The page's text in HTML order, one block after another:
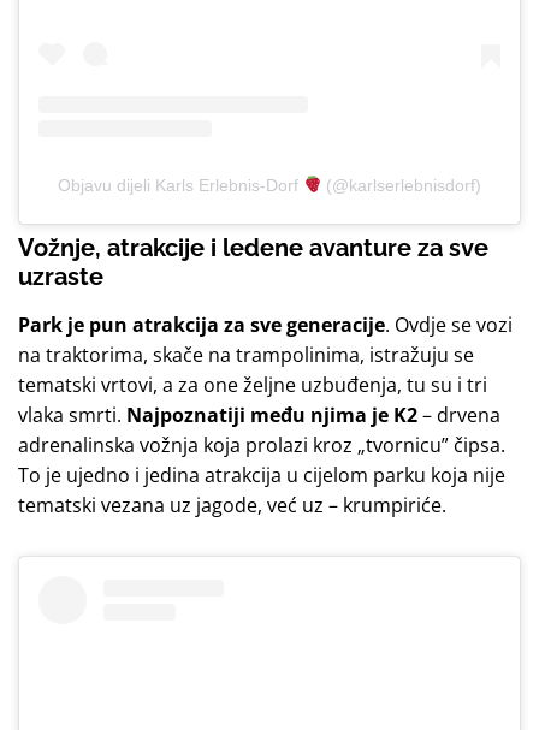
Objavu dijeli Karls Erlebnis-Dorf (@karlserlebnisdorf)
Vožnje, atrakcije i ledene avanture za sve
uzraste
Park je pun atrakcija za sve generacije. Ovdje se vozi
na traktorima, skače na trampolinima, istražuju se
tematski vrtovi, a za one željne uzbuđenja, tu su i tri
vlaka smrti. Najpoznatiji među njima je K2– drvena
adrenalinska vožnja koja prolazi kroz „tvornicu” čipsa.
To je ujedno i jedina atrakcija u cijelom parku koja nije
tematski vezana uz jagode, već uz – krumpiriće.